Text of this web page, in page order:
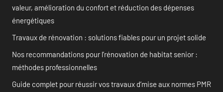
valeur, amélioration du confort et réduction des dépenses
énergétiques
Travaux de rénovation : solutions fiables pour un projet solide
Nos recommandations pour l’rénovation de habitat senior :
méthodes professionnelles
Guide complet pour réussir vos travaux d’mise aux normes PMR